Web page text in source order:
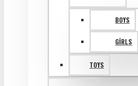
BOYS
GIRLS
TOYS